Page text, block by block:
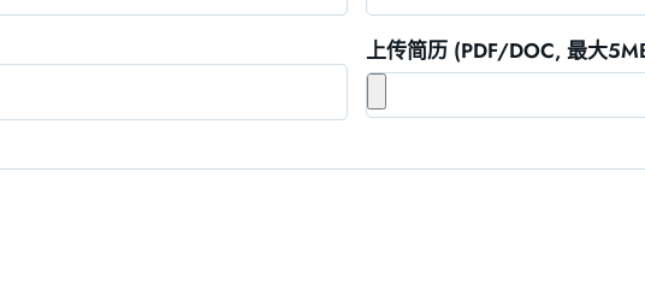
上传简历 (PDF/DOC, 最大